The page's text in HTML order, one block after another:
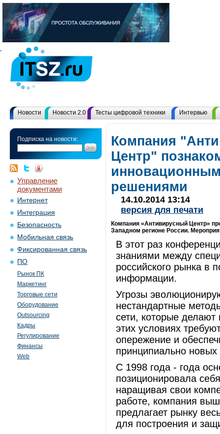
Новости Новости 2.0 Тесты цифровой техники Интервью
Подписка на новости:
Управление
документами
Интернет
Интеграция
Безопасность
Мобильная связь
Фиксированная связь
ПО
Рынок ПК
Маркетинг
Торговые сети
Оборудование
Outsourcing
Кадры
Регулирование
Финансы
Web
Компания
Центр"
решениями
14.10.2014 13:14
версия для печати
Компания «Антивирусный Центр»
Западном регионе России.
В этот раз
знаниями между
российского рынка
информации.
Угрозы
нестандартные
сети, которые
этих условиях
опережение и
принципиально новых
С 1998 года - года
позиционировала
наращивая свои
работе, компания
предлагает рынку
для построения и